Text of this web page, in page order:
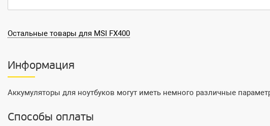
Остальные товары для MSI FX400
Информация
Аккумуляторы для ноутбуков могут иметь немного различные
Способы оплаты